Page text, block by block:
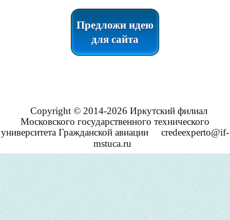
Предложи идею
для сайта
Copyright © 2014-2026 Иркутский филиал
Московского государственного технического
университета Гражданской авиации
credeexperto@if-
mstuca.ru